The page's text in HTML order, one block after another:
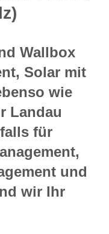
Wallbox
Solar mit
wie
Landau
für
und
wir Ihr